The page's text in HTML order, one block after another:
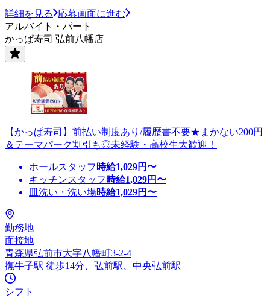
詳細を見る
応募画面に進む
アルバイト・パート
かっぱ寿司 弘前八幡店
【かっぱ寿司】前払い制度あり/履歴書不要★まかない200円
＆テーマパーク割引も◎未経験・高校生大歓迎！
ホールスタッフ 時給1,029円〜
キッチンスタッフ 時給1,029円〜
皿洗い・洗い場時給1,029円〜
勤務地
面接地
青森県弘前市大字八幡町3-2-4
撫牛子駅 徒歩14分、弘前駅、中央弘前駅
シフト